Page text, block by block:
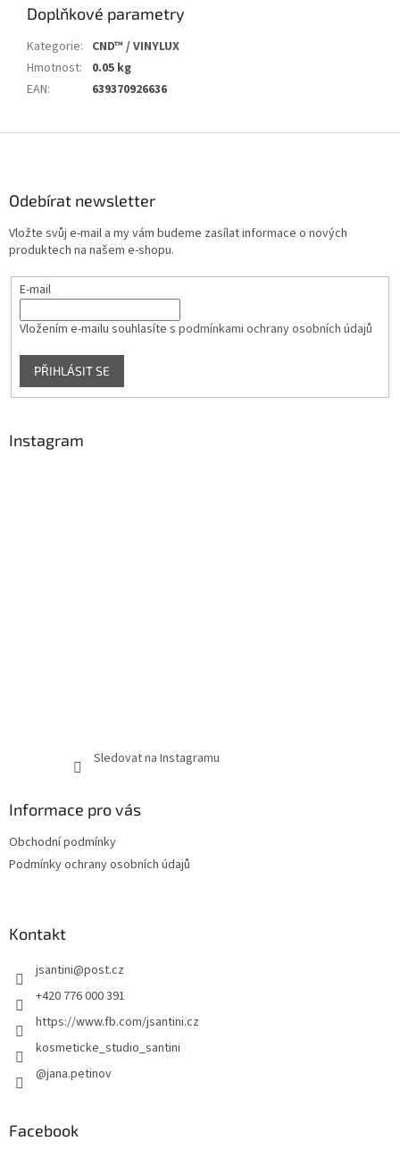
Doplňkové parametry
Kategorie: CND™ / VINYLUX
Hmotnost:
0.05 kg
EAN: 639370926636
Odebírat newsletter
Vložte svůj e-mail a my vám budeme zasílat informace o nových
produktech na našem e-shopu.
E-mail
Vložením e-mailu souhlasíte s podmínkami ochrany osobních údajů
PŘIHLÁSIT SE
Instagram
Sledovat na Instagramu
Informace pro vás
Obchodní podmínky
Podmínky ochrany osobních údajů
Kontakt
jsantini@post.cz
+420 776 000 391
https://www.fb.com/jsantini.cz
kosmeticke_studio_santini
@jana.petinov
Facebook